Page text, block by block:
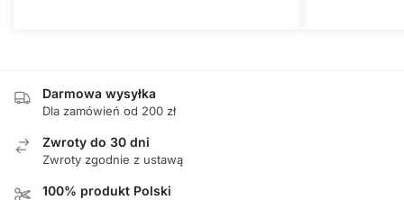
Darmowa wysyłka
Dla zamówień od 200 zł
Zwroty do 30 dni
Zwroty zgodnie z ustawą
100% produkt Polski